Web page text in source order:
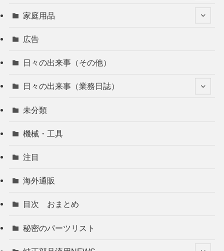
家庭用品
広告
日々の出来事（その他）
日々の出来事（業務日誌）
未分類
機械・工具
注目
海外通販
目次 おまとめ
秘密のパーツリスト